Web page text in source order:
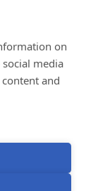
on
media
and